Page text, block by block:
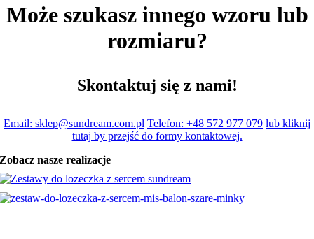
Może szukasz innego wzoru lub
rozmiaru?
Skontaktuj się z nami!
Email: sklep@sundream.com.pl Telefon: +48 572 977 079 lub kliknij
tutaj by przejść do formy kontaktowej.
Zobacz nasze realizacje